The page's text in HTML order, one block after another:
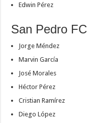
Edwin Pérez
San Pedro FC
Jorge Méndez
Marvin García
José Morales
Héctor Pérez
Cristian Ramírez
Diego López